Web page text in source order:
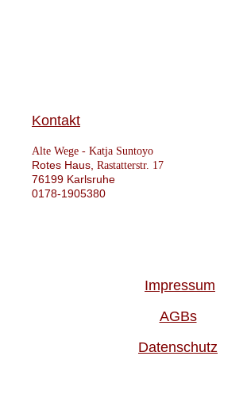
Kontakt
Alte Wege - Katja Suntoyo
Rotes Haus, Rastatterstr. 17
76199 Karlsruhe
0178-1905380
Impressum
AGBs
Datenschutz